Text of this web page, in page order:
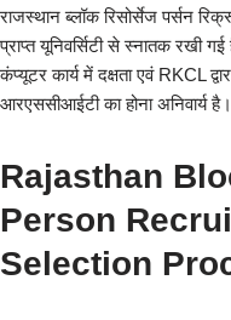
राजस्थान ब्लॉक रिसोर्सेज पर्सन
प्राप्त यूनिवर्सिटी से स्नातक रखी
कंप्यूटर कार्य में दक्षता एवं RKCL
आरएससीआईटी का होना अनिवार्य है।
Rajasthan
Person
Selection